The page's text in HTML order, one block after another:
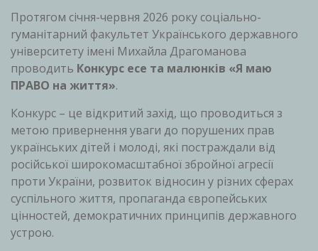
Протягом сiчня-червня 2026 року соцiально-
ryманiтарний факультет Українського державного
унiверситету iмeнi Михайла Драгоманова
проводить Конкурс есе та малюнкiв «Я маю
ПРАВО на життя».
Конкурс – це вiдкритий захiд, що проводиться з
метою привернення уваги до порушених прав
українських дітей і молоді, які постраждали від
російської широкомасштабної збройної агресії
проти України, розвиток відносин у різних сферах
суспільного життя, пропаганда європейських
цінностей, демократичних принципів державного
устрою.